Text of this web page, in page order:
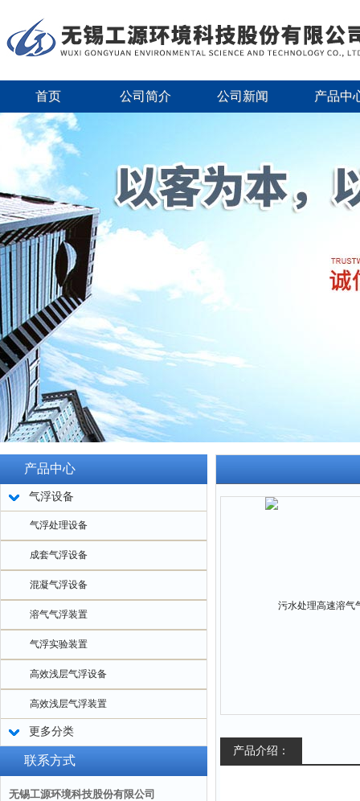
首页 公司简介 公司新闻 产品中
产品中心
气浮设备
气浮处理设备
成套气浮设备
混凝气浮设备
溶气气浮装置
气浮实验装置
高效浅层气浮设备
高效浅层气浮装置
更多分类
联系方式
无锡工源环境科技股份有限公司
产品介绍：